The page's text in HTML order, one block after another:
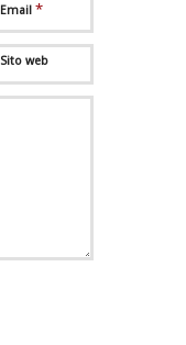
Email *
Sito web